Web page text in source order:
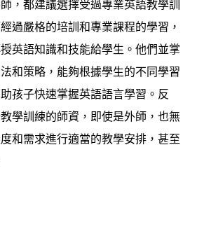
，都建議選擇受過專業英語教學訓
過嚴格的培訓和專業課程的學習，
英語知識和技能給學生。他們並掌
和策略，能夠根據學生的不同學習
孩子快速掌握英語語言學習。反
學訓練的師資，即使是外師，也無
和需求進行適當的教學安排，甚至